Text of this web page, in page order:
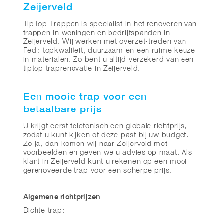
Zeijerveld
TipTop Trappen is specialist in het renoveren van
trappen in woningen en bedrijfspanden in
Zeijerveld. Wij werken met overzet-treden van
Fedi: topkwaliteit, duurzaam en een ruime keuze
in materialen. Zo bent u altijd verzekerd van een
tiptop traprenovatie in Zeijerveld.
Een mooie trap voor een
betaalbare prijs
U krijgt eerst telefonisch een globale richtprijs,
zodat u kunt kijken of deze past bij uw budget.
Zo ja, dan komen wij naar Zeijerveld met
voorbeelden en geven we u advies op maat. Als
klant in Zeijerveld kunt u rekenen op een mooi
gerenoveerde trap voor een scherpe prijs.
Algemene richtprijzen
Dichte trap: